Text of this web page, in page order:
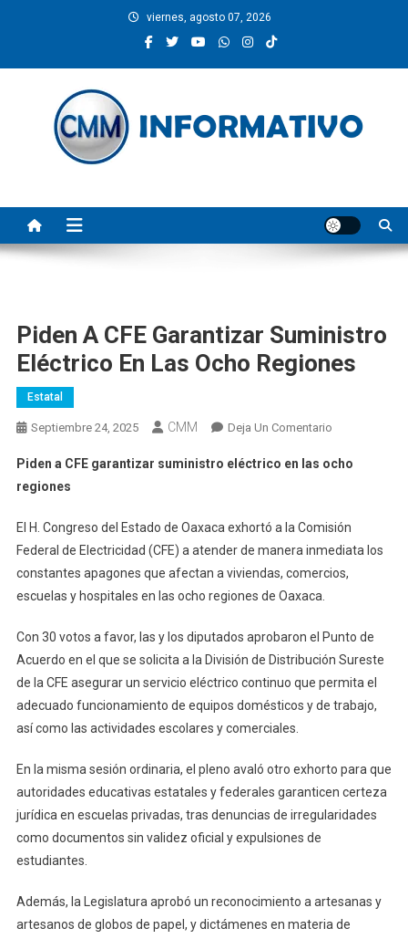
viernes, agosto 07, 2026
Piden A CFE Garantizar Suministro
Eléctrico En Las Ocho Regiones
Estatal
Septiembre 24, 2025 CMM Deja Un ComentarioEn
A
Suministro
Eléctrico
En
Regiones
Piden a CFE garantizar suministro eléctrico en las ocho
regiones
El H. Congreso del Estado de Oaxaca exhortó a la Comisión
Federal de Electricidad (CFE) a atender de manera inmediata los
constantes apagones que afectan a viviendas, comercios,
escuelas y hospitales en las ocho regiones de Oaxaca.
Con 30 votos a favor, las y los diputados aprobaron el Punto de
Acuerdo en el que se solicita a la División de Distribución Sureste
de la CFE asegurar un servicio eléctrico continuo que permita el
adecuado funcionamiento de equipos domésticos y de trabajo,
así como las actividades escolares y comerciales.
En la misma sesión ordinaria, el pleno avaló otro exhorto para que
autoridades educativas estatales y federales garanticen certeza
jurídica en escuelas privadas, tras denuncias de irregularidades
como documentos sin validez oficial y expulsiones de
estudiantes.
Además, la Legislatura aprobó un reconocimiento a artesanas y
artesanos de globos de papel, y dictámenes en materia de